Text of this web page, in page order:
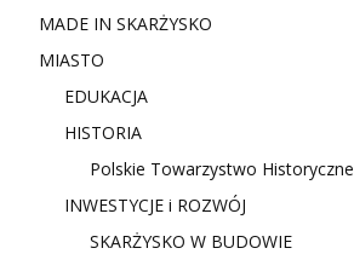
MADE IN SKARŻYSKO
MIASTO
EDUKACJA
HISTORIA
Polskie Towarzystwo Historyczne
INWESTYCJE i ROZWÓJ
SKARŻYSKO W BUDOWIE